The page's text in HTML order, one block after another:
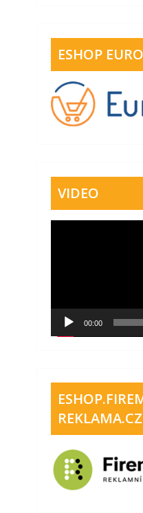
ESHOP
VIDEO
00:00
REKLAMA.CZ